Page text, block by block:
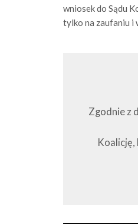
wniosek do Sądu
tylko na zaufaniu i
Zgodnie z
Koalicję,